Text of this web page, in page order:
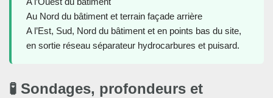
Au Nord du bâtiment et terrain façade arrière
A l’Est, Sud, Nord du bâtiment et en points bas du site,
en sortie réseau séparateur hydrocarbures et puisard.
🧪 Sondages, profondeurs et